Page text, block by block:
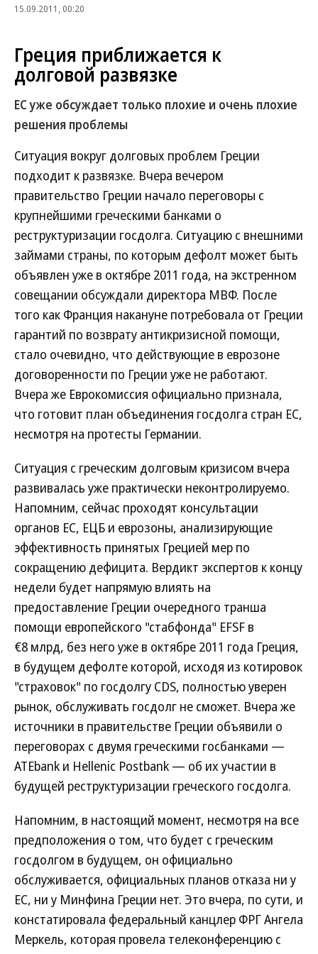
15.09.2011, 00:20
Греция приближается к
долговой развязке
ЕС уже обсуждает только плохие и очень плохие
решения проблемы
Ситуация вокруг долговых проблем Греции
подходит к развязке. Вчера вечером
правительство Греции начало переговоры с
крупнейшими греческими банками о
реструктуризации госдолга. Ситуацию с внешними
займами страны, по которым дефолт может быть
объявлен уже в октябре 2011 года, на экстренном
совещании обсуждали директора МВФ. После
того как Франция накануне потребовала от Греции
гарантий по возврату антикризисной помощи,
стало очевидно, что действующие в еврозоне
договоренности по Греции уже не работают.
Вчера же Еврокомиссия официально признала,
что готовит план объединения госдолга стран ЕС,
несмотря на протесты Германии.
Ситуация с греческим долговым кризисом вчера
развивалась уже практически неконтролируемо.
Напомним, сейчас проходят консультации
органов ЕС, ЕЦБ и еврозоны, анализирующие
эффективность принятых Грецией мер по
сокращению дефицита. Вердикт экспертов к концу
недели будет напрямую влиять на
предоставление Греции очередного транша
помощи европейского "стабфонда" EFSF в
€8 млрд, без него уже в октябре 2011 года Греция,
в будущем дефолте которой, исходя из котировок
"страховок" по госдолгу CDS, полностью уверен
рынок, обслуживать госдолг не сможет. Вчера же
источники в правительстве Греции объявили о
переговорах с двумя греческими госбанками —
ATEbank и Hellenic Postbank — об их участии в
будущей реструктуризации греческого госдолга.
Напомним, в настоящий момент, несмотря на все
предположения о том, что будет с греческим
госдолгом в будущем, он официально
обслуживается, официальных планов отказа ни у
ЕС, ни у Минфина Греции нет. Это вчера, по сути, и
констатировала федеральный канцлер ФРГ Ангела
Меркель, которая провела телеконференцию с